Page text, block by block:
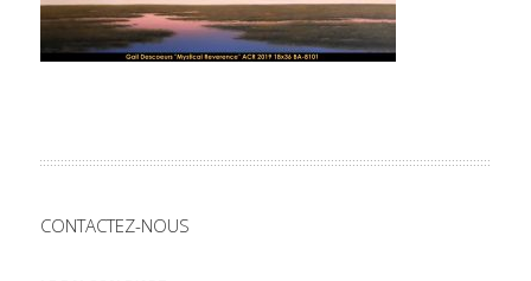
CONTACTEZ-NOUS